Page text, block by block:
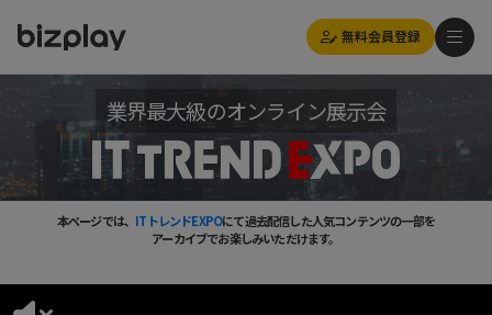
無料会員登録
業界最大級のオンライン展示会
本ページでは、 ITトレンドEXPOにて過去配信した人気コンテンツの一部を
アーカイブでお楽しみいただけます。